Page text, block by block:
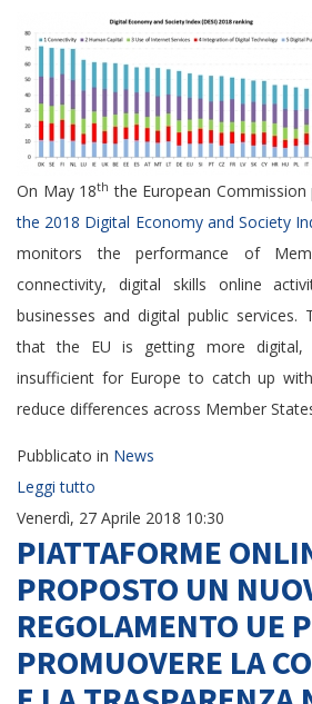
On May 18th the European
the 2018 Digital Economy and Society
monitors the performance of
connectivity, digital skills online
businesses and digital public services.
that the EU is getting more digital,
insufficient for Europe to catch up
reduce differences across Member
Pubblicato in News
Leggi tutto
Venerdì, 27 Aprile 2018 10:30
PIATTAFORME
PROPOSTO UN
REGOLAMENTO UE
PROMUOVERE LA